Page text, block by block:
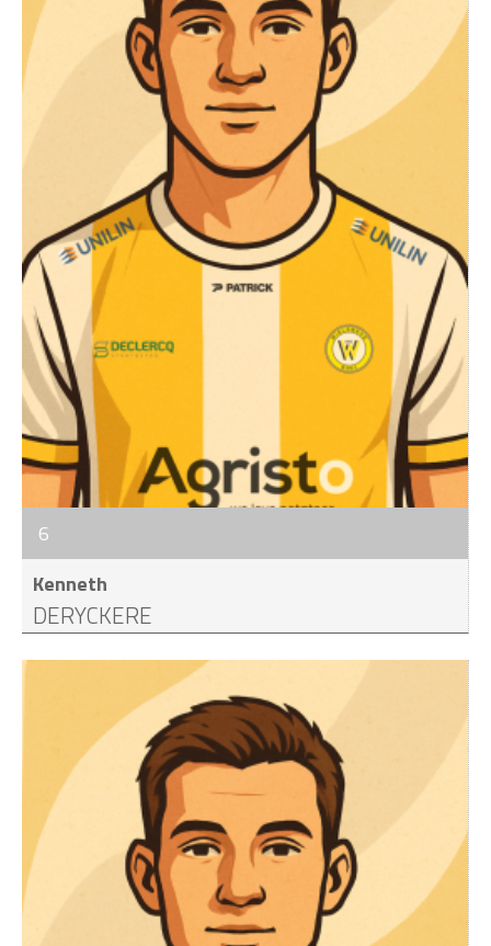
6
Kenneth
DERYCKERE